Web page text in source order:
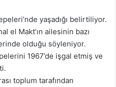
yaşadığı belirtiliyor.
el Makt’ın ailesinin bazı
olduğu söyleniyor.
1967’de işgal etmiş ve
toplum tarafından